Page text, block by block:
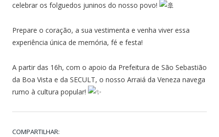
celebrar os folguedos juninos do nosso povo!
Prepare o coração, a sua vestimenta e venha viver essa
experiência única de memória, fé e festa!
A partir das 16h, com o apoio da Prefeitura de São Sebastião
da Boa Vista e da SECULT, o nosso Arraiá da Veneza navega
rumo à cultura popular!
COMPARTILHAR: